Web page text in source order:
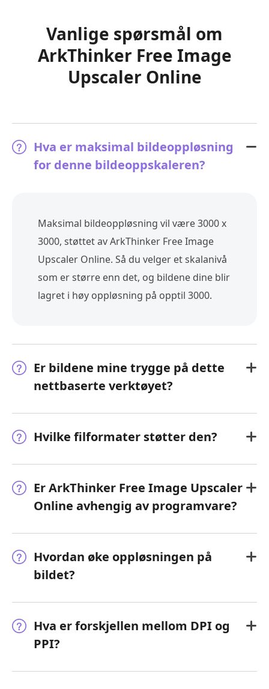
Vanlige spørsmål om
ArkThinker Free Image
Upscaler Online
Hva er maksimal bildeoppløsning
for denne bildeoppskaleren?
Maksimal bildeoppløsning vil være 3000 x
3000, støttet av ArkThinker Free Image
Upscaler Online. Så du velger et skalanivå
som er større enn det, og bildene dine blir
lagret i høy oppløsning på opptil 3000.
Er bildene mine trygge på dette
nettbaserte verktøyet?
Hvilke filformater støtter den?
Er ArkThinker Free Image Upscaler
Online avhengig av programvare?
Hvordan øke oppløsningen på
bildet?
Hva er forskjellen mellom DPI og
PPI?